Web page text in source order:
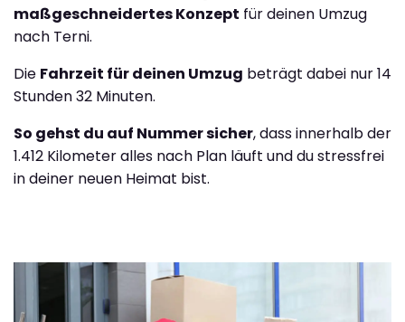
maßgeschneidertes Konzept für deinen Umzug
nach Terni.
Die Fahrzeit für deinen Umzug beträgt dabei nur 14
Stunden 32 Minuten.
So gehst du auf Nummer sicher, dass innerhalb der
1.412 Kilometer alles nach Plan läuft und du stressfrei
in deiner neuen Heimat bist.